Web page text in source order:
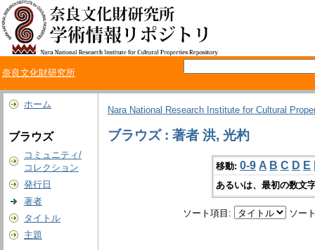
奈良文化財研究所
ホーム
ブラウズ
コミュニティ/
コレクション
発行日
著者
タイトル
主題
Nara National Research Institute for Cultural
ブラウズ : 著者 洪, 光杓
移動: 0-9 A B C D E
あるいは、最初の数文
ソート項目: ソー